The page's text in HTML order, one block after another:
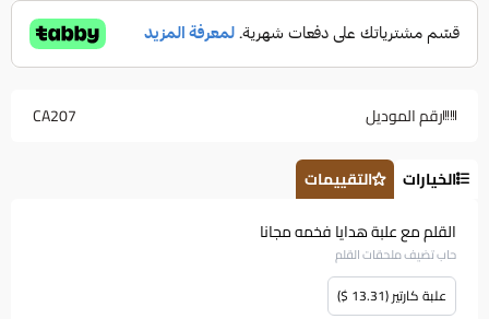
رقم الموديل CA207
الخيارات
التقييمات
القلم مع علبة هدايا فخمه مجانا
حاب تضيف ملحقات القلم
علبة كارتير (13.31 $)